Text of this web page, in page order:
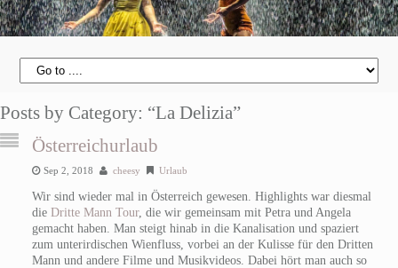
Posts by Category: “La Delizia”
Österreichurlaub
Sep 2, 2018 cheesy Urlaub
Wir sind wieder mal in Österreich gewesen. Highlights war diesmal
die Dritte Mann Tour, die wir gemeinsam mit Petra und Angela
gemacht haben. Man steigt hinab in die Kanalisation und spaziert
zum unterirdischen Wienfluss, vorbei an der Kulisse für den Dritten
Mann und andere Filme und Musikvideos. Dabei hört man auch so